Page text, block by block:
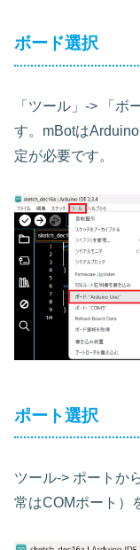
ボード選択
「ツール」-> 「ボ
す。mBotは
定が必要です。
ポート選択
ツール-> ポートか
常はCOMポート）